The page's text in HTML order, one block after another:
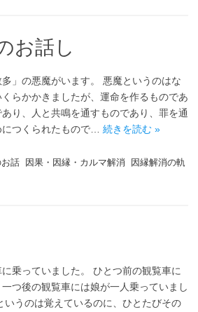
お話し
」の悪魔がいます。 悪魔というのはな
らかかきましたが、運命を作るものであ
り、人と共鳴を通すものであり、罪を通
つくられたもので… 続きを読む »
話 因果・因縁・カルマ解消
因縁解消の軌
乗っていました。 ひとつ前の観覧車に
つ後の観覧車には娘が一人乗っていまし
いうのは覚えているのに、ひとたびその